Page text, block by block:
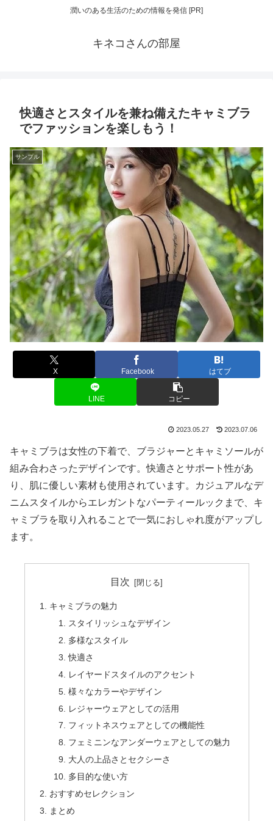
潤いのある生活のための情報を発信 [PR]
キネコさんの部屋
快適さとスタイルを兼ね備えたキャミブラ
でファッションを楽しもう！
サンプル
X Facebook はてブ
LINE コピー
2023.05.27 2023.07.06
キャミブラは女性の下着で、ブラジャーとキャミソールが
組み合わさったデザインです。快適さとサポート性があ
り、肌に優しい素材も使用されています。カジュアルなデ
ニムスタイルからエレガントなパーティールックまで、キ
ャミブラを取り入れることで一気におしゃれ度がアップし
ます。
目次
キャミブラの魅力
スタイリッシュなデザイン
多様なスタイル
快適さ
レイヤードスタイルのアクセント
様々なカラーやデザイン
レジャーウェアとしての活用
フィットネスウェアとしての機能性
フェミニンなアンダーウェアとしての魅力
大人の上品さとセクシーさ
多目的な使い方
おすすめセレクション
まとめ